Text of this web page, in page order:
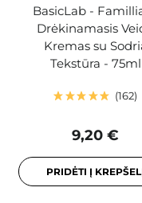
BasicLab -
Drėkinamasis
Kremas su
Tekstūra - 75ml
162
9,20 €
PRIDĖTI Į